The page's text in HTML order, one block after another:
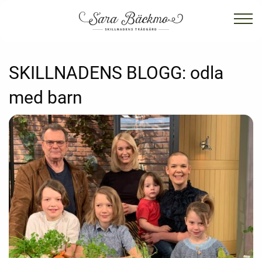
SKILLNADENS BLOGG: odla
med barn